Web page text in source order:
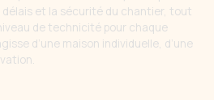
et la sécurité du chantier, tout
de technicité pour chaque
d’une maison individuelle, d’une